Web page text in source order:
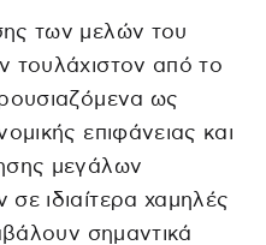
των μελών του
τουλάχιστον από το
ως
επιφάνειας και
μεγάλων
ιδιαίτερα χαμηλές
σημαντικά